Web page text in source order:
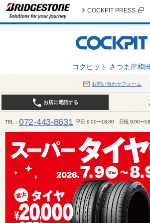
コクピット さつま岸和田
COCKPIT PRESS
お問い合わせフォーム
お店に電話する
TEL 072-443-8631 平日 9:00〜18:30 日祝 9:00〜